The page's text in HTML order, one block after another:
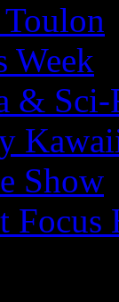
Week
&
Show